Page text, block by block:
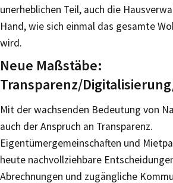
unerheblichen Teil, auch die
Hand, wie sich einmal das gesamte
wird.
Neue Maßstäbe:
Transparenz/
Mit der wachsenden Bedeutung von
auch der Anspruch an Transparenz.
Eigentümergemeinschaften und
heute nachvollziehbare
Abrechnungen und zugängliche